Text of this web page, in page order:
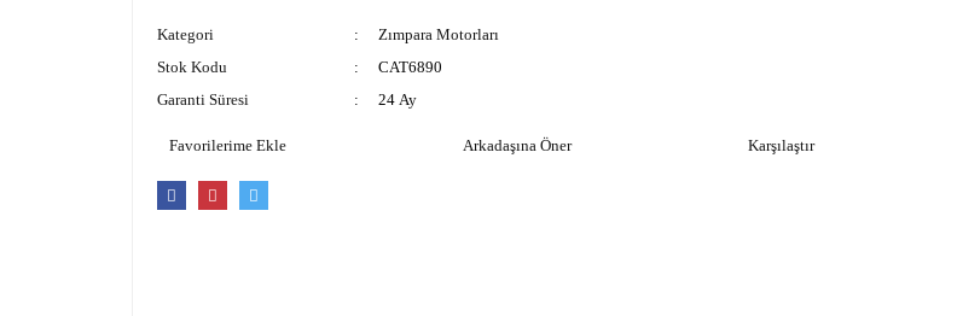
Kategori
Zımpara Motorları
Stok Kodu
CAT6890
Garanti Süresi
24 Ay
Arkadaşına Öner Karşılaştır